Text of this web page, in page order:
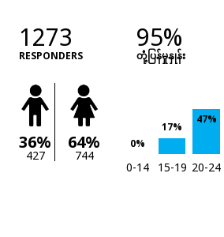
1273
RESPONDERS
95%
တုံံ့ပြန်မှုနှုန်း
36%
427
64%
744
0%
17%
47%
0-14 15-19 20-24